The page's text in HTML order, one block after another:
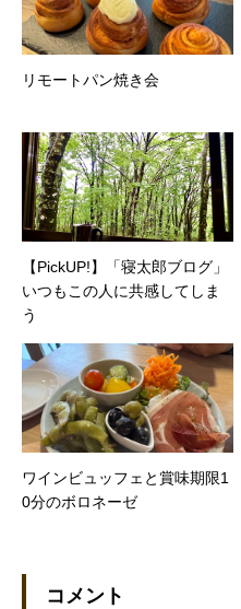
リモートパン焼き会
【PickUP!】「寝太郎ブログ」
いつもこの人に共感してしま
う
ワインビュッフェと賞味期限1
0分のボロネーゼ
コメント